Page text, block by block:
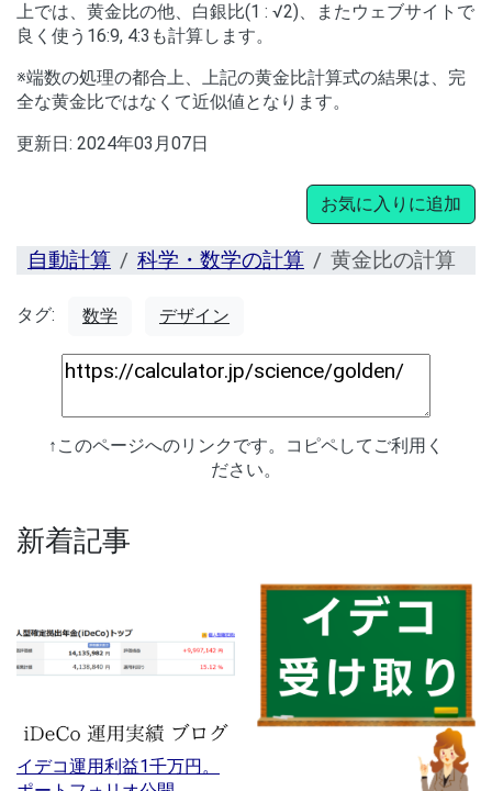
上では、黄金比の他、白銀比(1 : √2)、またウェブサイトで
良く使う16:9, 4:3も計算します。
※端数の処理の都合上、上記の黄金比計算式の結果は、完
全な黄金比ではなくて近似値となります。
更新日: 2024年03月07日
お気に入りに追加
自動計算 科学・数学の計算 黄金比の計算
タグ: 数学 デザイン
↑このページへのリンクです。コピペしてご利用く
ださい。
新着記事
イデコ運用利益1千万円。